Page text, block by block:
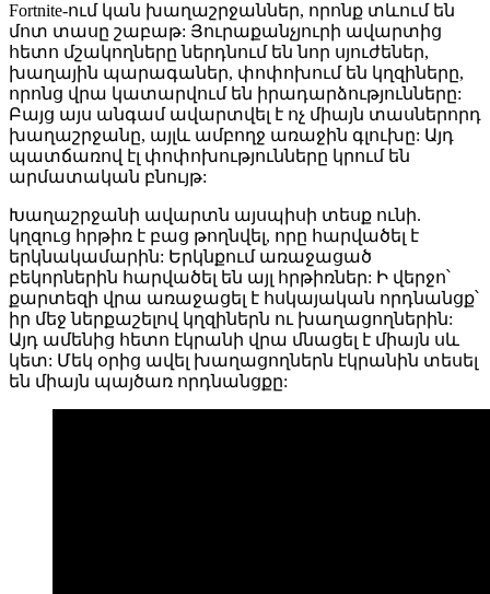
Fortnite-ում կան խաղաշրջաններ, որոնք տևում են
մոտ տասը շաբաթ: Յուրաքանչյուրի ավարտից
հետո մշակողները ներդնում են նոր սյուժեներ,
խաղային պարագաներ, փոփոխում են կղզիները,
որոնց վրա կատարվում են իրադարձությունները:
Բայց այս անգամ ավարտվել է ոչ միայն տասներորդ
խաղաշրջանը, այլև ամբողջ առաջին գլուխը: Այդ
պատճառով էլ փոփոխությունները կրում են
արմատական բնույթ:
Խաղաշրջանի ավարտն այսպիսի տեսք ունի.
կղզուց հրթիռ է բաց թողնվել, որը հարվածել է
երկնակամարին: Երկնքում առաջացած
բեկորներին հարվածել են այլ հրթիռներ: Ի վերջո՝
քարտեզի վրա առաջացել է հսկայական որդնանցք՝
իր մեջ ներքաշելով կղզիներն ու խաղացողներին:
Այդ ամենից հետո էկրանի վրա մնացել է միայն սև
կետ: Մեկ օրից ավել խաղացողներն էկրանին տեսել
են միայն պայծառ որդնանցքը: